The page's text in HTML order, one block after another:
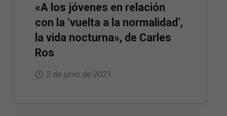
«A los jóvenes en relación
con la ‘vuelta a la normalidad’,
la vida nocturna», de Carles
Ros
2 de junio de 2021